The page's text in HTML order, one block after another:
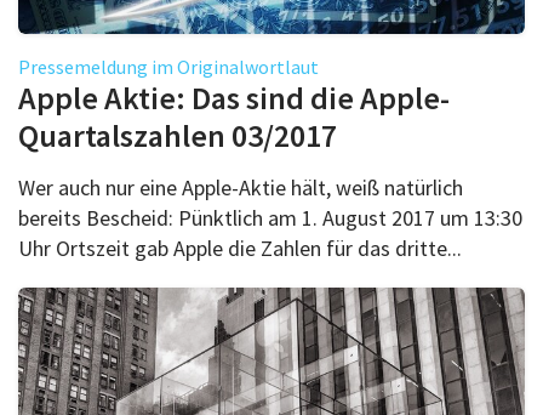
Pressemeldung im Originalwortlaut
Apple Aktie: Das sind die Apple-
Quartalszahlen 03/2017
Wer auch nur eine Apple-Aktie hält, weiß natürlich
bereits Bescheid: Pünktlich am 1. August 2017 um 13:30
Uhr Ortszeit gab Apple die Zahlen für das dritte...